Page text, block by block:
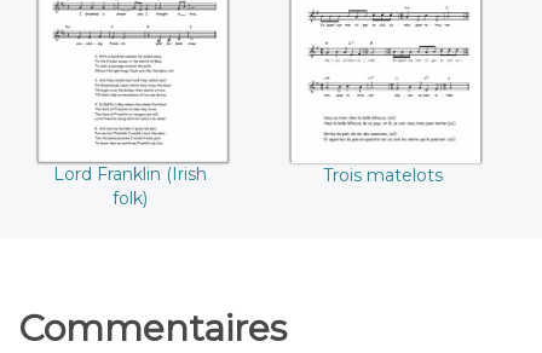
folk)
Lord Franklin (Irish
folk)
Trois matelots
Commentaires